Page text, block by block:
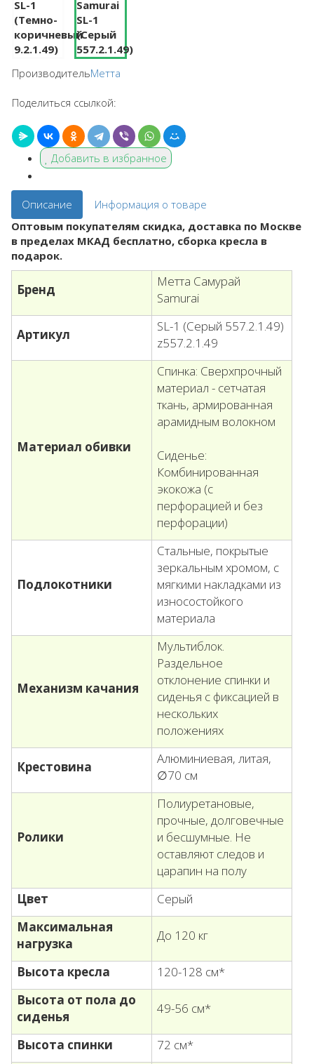
ПроизводительМетта
Поделиться ссылкой:
Добавить в избранное
Описание
Информация о товаре
Оптовым покупателям скидка, доставка по Москве
в пределах МКАД бесплатно, сборка кресла в
подарок.
Бренд
Метта Самурай
Samurai
Артикул
SL-1 (Серый 557.2.1.49)
z557.2.1.49
Материал обивки
Спинка: Сверхпрочный
материал - сетчатая
ткань, армированная
арамидным волокном
Сиденье:
Комбинированная
экокожа (с
перфорацией и без
перфорации)
Подлокотники
Стальные, покрытые
зеркальным хромом, с
мягкими накладками из
износостойкого
материала
Механизм качания
Мультиблок.
Раздельное
отклонение спинки и
сиденья с фиксацией в
нескольких
положениях
Крестовина
Алюминиевая, литая,
∅70 см
Ролики
Полиуретановые,
прочные, долговечные
и бесшумные. Не
оставляют следов и
царапин на полу
Цвет
Серый
Максимальная
нагрузка
До 120 кг
Высота кресла
120-128 см*
Высота от пола до
сиденья
49-56 см*
Высота спинки
72 см*